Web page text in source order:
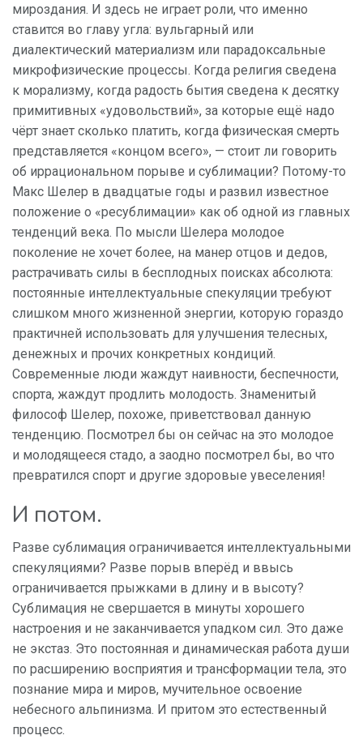
мироздания. И здесь не играет роли, что именно
ставится во главу угла: вульгарный или
диалектический материализм или парадоксальные
микрофизические процессы. Когда религия сведена
к морализму, когда радость бытия сведена к десятку
примитивных «удовольствий», за которые ещё надо
чёрт знает сколько платить, когда физическая смерть
представляется «концом всего», — стоит ли говорить
об иррациональном порыве и сублимации? Потому-то
Макс Шелер в двадцатые годы и развил известное
положение о «ресублимации» как об одной из главных
тенденций века. По мысли Шелера молодое
поколение не хочет более, на манер отцов и дедов,
растрачивать силы в бесплодных поисках абсолюта:
постоянные интеллектуальные спекуляции требуют
слишком много жизненной энергии, которую гораздо
практичней использовать для улучшения телесных,
денежных и прочих конкретных кондиций.
Современные люди жаждут наивности, беспечности,
спорта, жаждут продлить молодость. Знаменитый
философ Шелер, похоже, приветствовал данную
тенденцию. Посмотрел бы он сейчас на это молодое
и молодящееся стадо, а заодно посмотрел бы, во что
превратился спорт и другие здоровые увеселения!
И потом.
Разве сублимация ограничивается интеллектуальными
спекуляциями? Разве порыв вперёд и ввысь
ограничивается прыжками в длину и в высоту?
Сублимация не свершается в минуты хорошего
настроения и не заканчивается упадком сил. Это даже
не экстаз. Это постоянная и динамическая работа души
по расширению восприятия и трансформации тела, это
познание мира и миров, мучительное освоение
небесного альпинизма. И притом это естественный
процесс.